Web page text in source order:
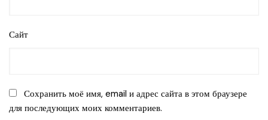
Сайт
Сохранить моё имя, email и адрес сайта в этом браузере
для последующих моих комментариев.